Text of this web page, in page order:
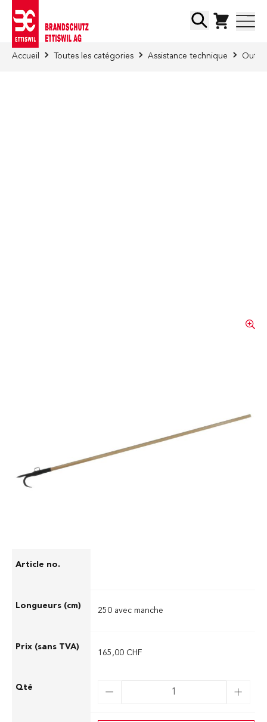
Chercher
Accueil Toutes les catégories Assistance technique
Avec manche en bois Ø 35 mm, longueur
2,5 m. Le crochet d’arrachage en une pièce
et les raccords sont fabriqués en acier forgé
galvanisé.
250 avec manche
165,00 CHF